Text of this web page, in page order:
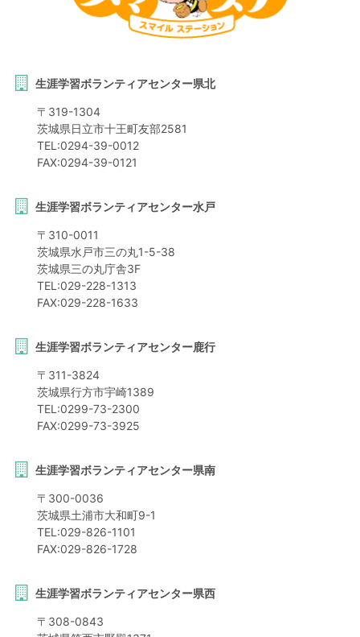
生涯学習ボランティアセンター県北
〒 319-1304
茨城県日立市十王町友部2581
TEL:0294-39-0012
FAX:0294-39-0121
生涯学習ボランティアセンター水戸
〒 310-0011
茨城県水戸市三の丸1-5-38
茨城県三の丸庁舎3F
TEL:029-228-1313
FAX:029-228-1633
生涯学習ボランティアセンター鹿行
〒 311-3824
茨城県行方市宇崎1389
TEL:0299-73-2300
FAX:0299-73-3925
生涯学習ボランティアセンター県南
〒 300-0036
茨城県土浦市大和町9-1
TEL:029-826-1101
FAX:029-826-1728
生涯学習ボランティアセンター県西
〒 308-0843